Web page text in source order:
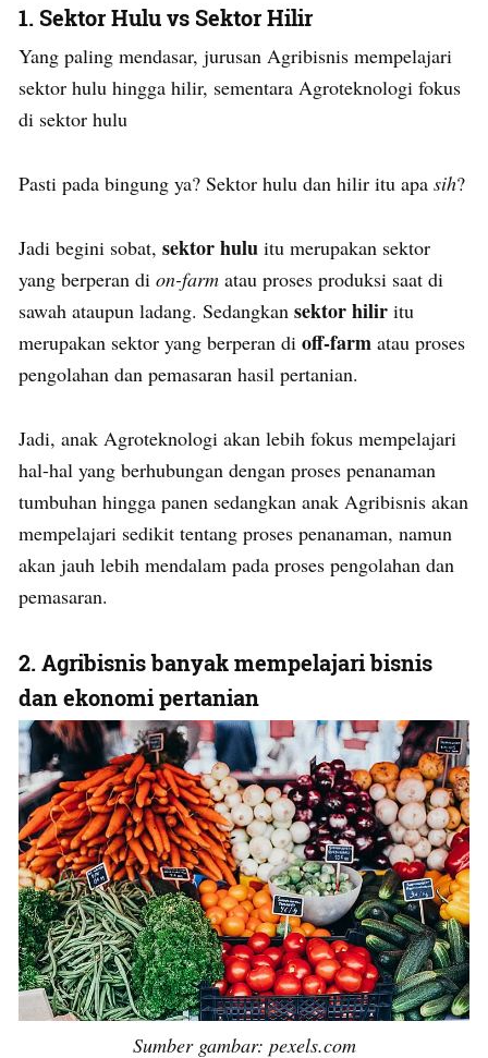
1. Sektor Hulu vs Sektor Hilir
Yang paling mendasar, jurusan Agribisnis mempelajari
sektor hulu hingga hilir, sementara Agroteknologi fokus
di sektor hulu
Pasti pada bingung ya? Sektor hulu dan hilir itu apa sih?
Jadi begini sobat, sektor hulu itu merupakan sektor
yang berperan di on-farm atau proses produksi saat di
sawah ataupun ladang. Sedangkan sektor hilir itu
merupakan sektor yang berperan di off-farm atau proses
pengolahan dan pemasaran hasil pertanian.
Jadi, anak Agroteknologi akan lebih fokus mempelajari
hal-hal yang berhubungan dengan proses penanaman
tumbuhan hingga panen sedangkan anak Agribisnis akan
mempelajari sedikit tentang proses penanaman, namun
akan jauh lebih mendalam pada proses pengolahan dan
pemasaran.
2. Agribisnis banyak mempelajari bisnis
dan ekonomi pertanian
Sumber gambar: pexels.com